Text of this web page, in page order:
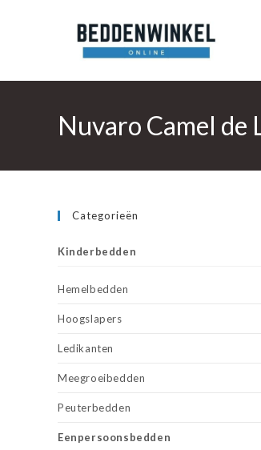
Nuvaro Camel
Categorieën
Kinderbedden
Hemelbedden
Hoogslapers
Ledikanten
Meegroeibedden
Peuterbedden
Eenpersoonsbedden